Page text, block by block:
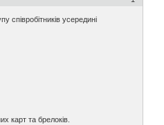
співробітників усередині
карт та брелоків.